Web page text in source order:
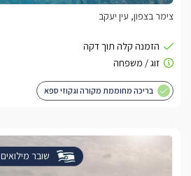
צימר בצפון, עין יעקב
בריכה מחוממת מקורה וגקוזי ספא
שובר מילואים